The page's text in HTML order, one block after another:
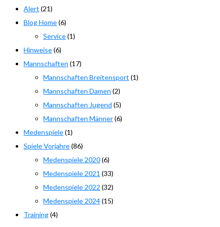
Alert (21)
Blog Home(6)
Service(1)
Hinweise(6)
Mannschaften (17)
Mannschaften Breitensport (1)
Mannschaften Damen (2)
Mannschaften Jugend (5)
Mannschaften Männer(6)
Medenspiele(1)
Spiele Vorjahre(86)
Medenspiele 2020(6)
Medenspiele 2021 (33)
Medenspiele 2022 (32)
Medenspiele 2024(15)
Training(4)